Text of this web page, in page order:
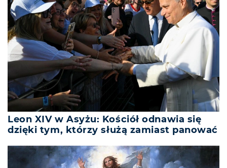
Leon XIV w Asyżu: Kościół odnawia się
dzięki tym, którzy służą zamiast panować